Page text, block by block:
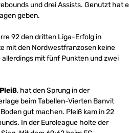
und drei Assists. Genutzt
geben.
92 den dritten Liga-Erfolg in
mit den Nordwestfranzosen keine
mit fünf Punkten und zwei
, hat den Sprung in der
beim Tabellen-Vierten Banvit
gut machen. Pleiß kam in 22
In der Euroleague holte der